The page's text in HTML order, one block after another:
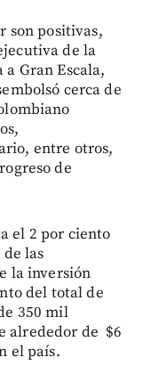
son positivas,
de la
Gran Escala,
cerca de
entre otros,
de
el 2 por ciento
las
la inversión
del total de
350 mil
alrededor de $6
el país.